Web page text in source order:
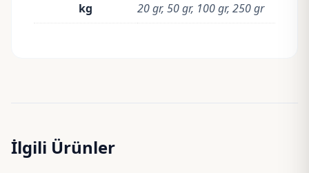
kg 20 gr, 50 gr, 100 gr, 250 gr
İlgili Ürünler